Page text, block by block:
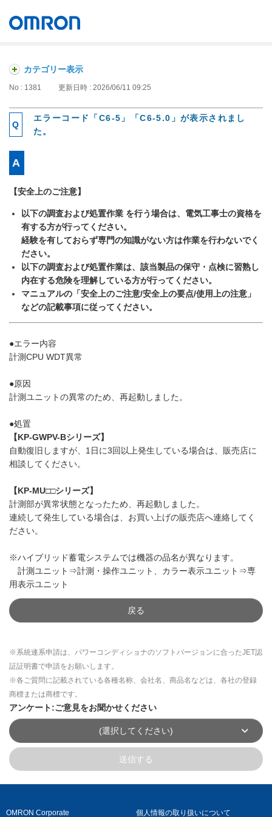
カテゴリー表示
No : 1381 更新日時 : 2026/06/11 09:25
エラーコード「C6-5」「C6-5.0」が表示されまし
た。
【安全上のご注意】
以下の調査および処置作業 を行う場合は、電気工事士の資格を
有する方が行ってください。
経験を有しておらず専門の知識がない方は作業を行わないでく
ださい。
以下の調査および処置作業は、該当製品の保守・点検に習熟し
内在する危険を理解している方が行ってください。
マニュアルの「安全上のご注意/安全上の要点/使用上の注意」
などの記載事項に従ってください。
●エラー内容
計測CPU WDT異常
●原因
計測ユニットの異常のため、再起動しました。
●処置
【KP-GWPV-Bシリーズ】
自動復旧しますが、1日に3回以上発生している場合は、販売店に
相談してください。
【KP-MU□□シリーズ】
計測部が異常状態となったため、再起動しました。
連続して発生している場合は、お買い上げの販売店へ連絡してく
ださい。
※ハイブリッド蓄電システムでは機器の品名が異なります。
計測ユニット⇒計測・操作ユニット、カラー表示ユニット⇒専
用表示ユニット
戻る
※系統連系申請は、パワーコンディショナのソフトバージョンに合ったJET認
証証明書で申請をお願いします。
※各ご質問に記載されている各種名称、会社名、商品名などは、各社の登録
商標または商標です。
アンケート:ご意見をお聞かせください
(選択してください)
送信する
OMRON Corporate 個人情報の取り扱いについて